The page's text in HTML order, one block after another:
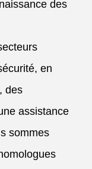
des
en
des
assistance
sommes